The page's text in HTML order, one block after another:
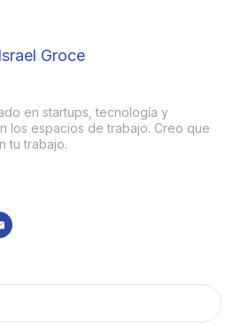
Groce
en startups, tecnología y
los espacios de trabajo. Creo que
tu trabajo.